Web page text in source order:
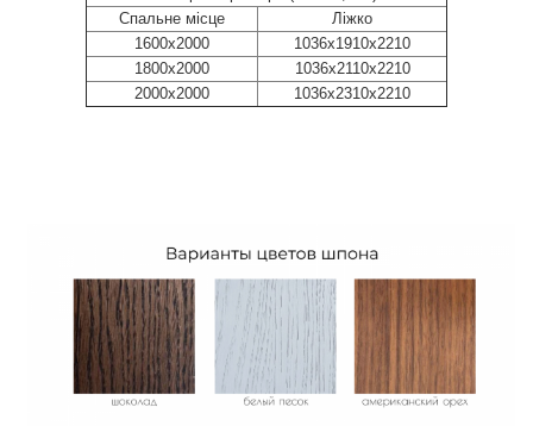
Cпальне місце
Ліжко
1600х2000
1036х1910х2210
1800х2000
1036х2110х2210
2000х2000
1036х2310х2210